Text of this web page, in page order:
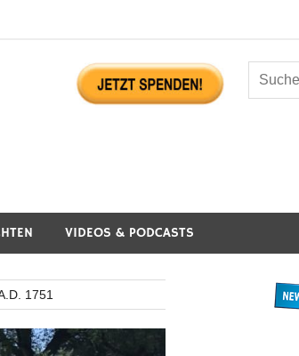
VIDEOS & PODCASTS
1751